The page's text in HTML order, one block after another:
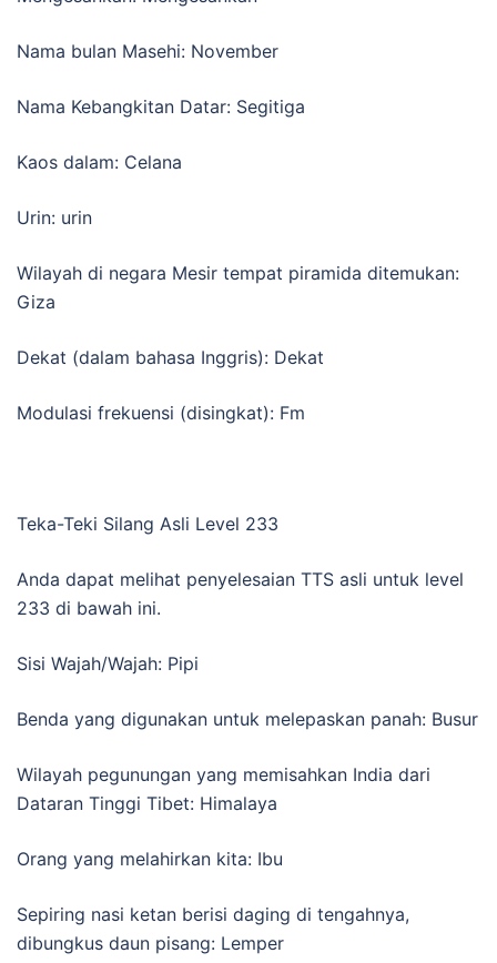
Nama bulan Masehi: November
Nama Kebangkitan Datar: Segitiga
Kaos dalam: Celana
Urin: urin
Wilayah di negara Mesir tempat piramida ditemukan:
Giza
Dekat (dalam bahasa Inggris): Dekat
Modulasi frekuensi (disingkat): Fm
Teka-Teki Silang Asli Level 233
Anda dapat melihat penyelesaian TTS asli untuk level
233 di bawah ini.
Sisi Wajah/Wajah: Pipi
Benda yang digunakan untuk melepaskan panah: Busur
Wilayah pegunungan yang memisahkan India dari
Dataran Tinggi Tibet: Himalaya
Orang yang melahirkan kita: Ibu
Sepiring nasi ketan berisi daging di tengahnya,
dibungkus daun pisang: Lemper